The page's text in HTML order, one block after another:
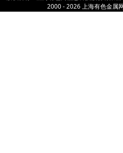
2000 -2026上海有色金属